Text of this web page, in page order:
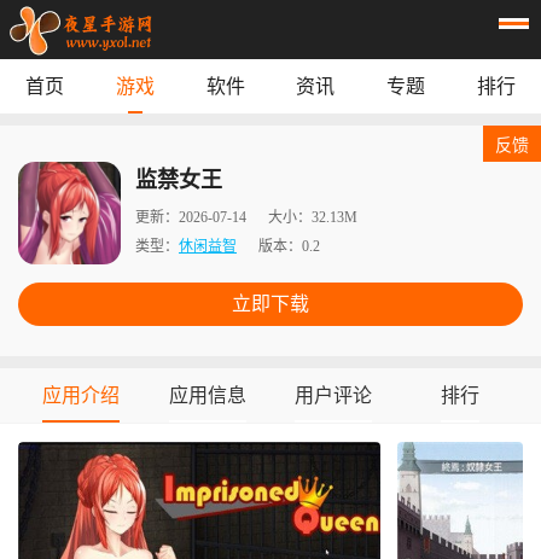
专题 榜单
首页 游戏 软件 资讯 专题 排行
监禁女王
更新： 2026-07-14 大小： 32.13M
类型： 休闲益智 版本： 0.2
立即下载
反馈
应用介绍 应用信息 用户评论 排行